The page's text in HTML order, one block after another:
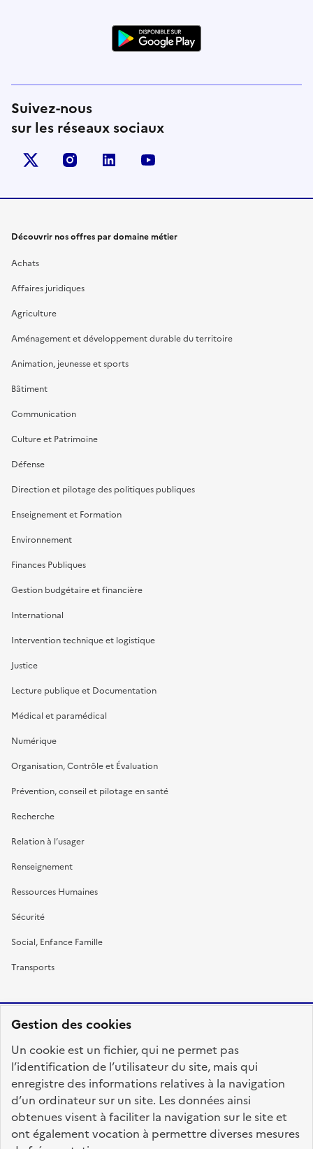
Gestion des cookies
Un cookie est un fichier, qui ne permet pas
l’identification de l’utilisateur du site, mais qui
enregistre des informations relatives à la navigation
d’un ordinateur sur un site. Les données ainsi
obtenues visent à faciliter la navigation sur le site et
ont également vocation à permettre diverses mesures
Suivez-nous
sur les réseaux sociaux
X (anciennement Twitter)
instagramlinkedin
Découvrir nos offres par domaine métier
Achats
Affaires juridiques
Agriculture
Aménagement et développement durable du territoire
Animation, jeunesse et sports
Bâtiment
Communication
Culture et Patrimoine
Défense
Direction et pilotage des politiques publiques
Enseignement et Formation
Environnement
Finances Publiques
Gestion budgétaire et financière
International
Intervention technique et logistique
Justice
Lecture publique et Documentation
Médical et paramédical
Numérique
Organisation, Contrôle et Évaluation
Prévention, conseil et pilotage en santé
Recherche
Relation à l’usager
Renseignement
Ressources Humaines
Sécurité
Social, Enfance Famille
Transports
FRANÇAISE
fonction-publique.gouv.fr
legifrance.gouv.fr